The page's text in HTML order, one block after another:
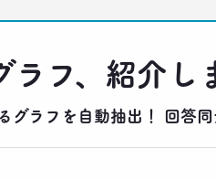
ラフ、紹介し
ラフを自動抽出！ 回答